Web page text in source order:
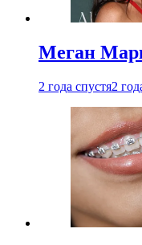
Меган
2 года спустя2